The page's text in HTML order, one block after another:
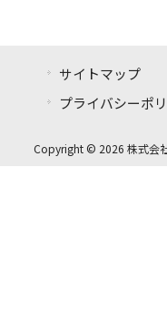
サイトマップ
プライバシーポ
Copyright © 2026 株式会